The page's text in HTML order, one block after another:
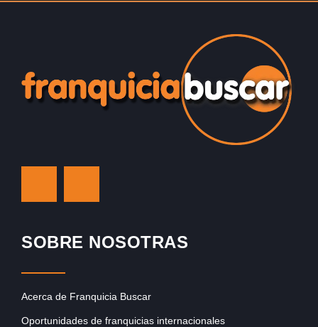
SOBRE NOSOTRAS
Acerca de Franquicia Buscar
Oportunidades de franquicias internacionales